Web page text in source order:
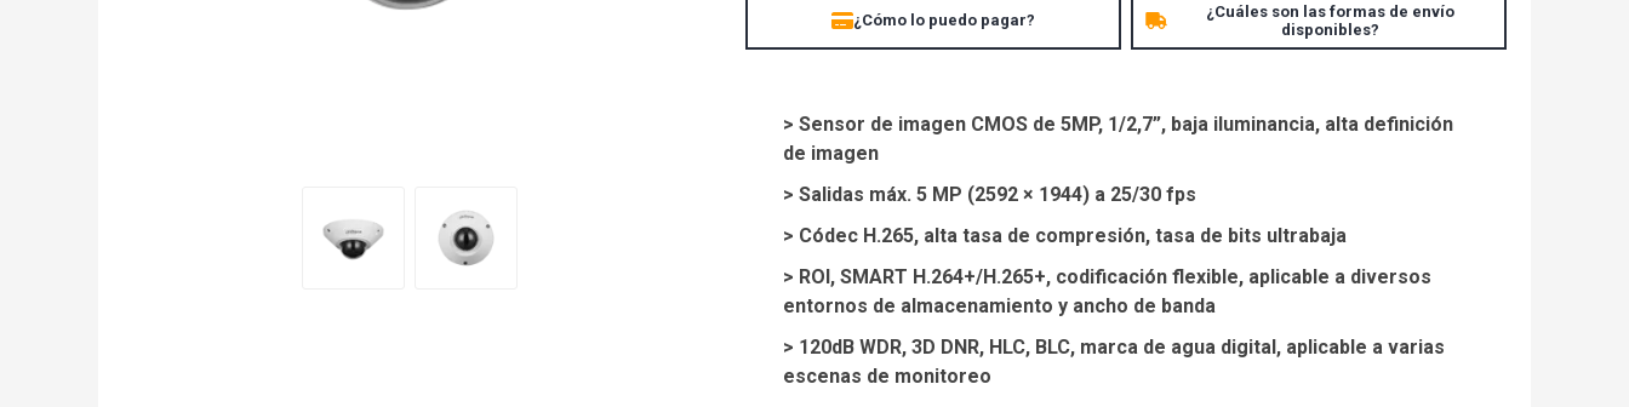
¿Cómo lo puedo pagar?
¿Cuáles son las formas de envío
disponibles?
> Sensor de imagen CMOS de 5MP, 1/2,7”, baja iluminancia, alta definición
de imagen
> Salidas máx. 5 MP (2592 × 1944) a 25/30 fps
> Códec H.265, alta tasa de compresión, tasa de bits ultrabaja
> ROI, SMART H.264+/H.265+, codificación flexible, aplicable a diversos
entornos de almacenamiento y ancho de banda
> 120dB WDR, 3D DNR, HLC, BLC, marca de agua digital, aplicable a varias
escenas de monitoreo